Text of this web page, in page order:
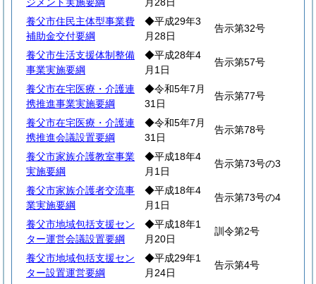
養父市住民主体型事業費
補助金交付要綱
◆平成29年3
月28日
告示第32号
養父市生活支援体制整備
事業実施要綱
◆平成28年4
月1日
告示第57号
養父市在宅医療・介護連
携推進事業実施要綱
◆令和5年7月
31日
告示第77号
養父市在宅医療・介護連
携推進会議設置要綱
◆令和5年7月
31日
告示第78号
養父市家族介護教室事業
実施要綱
◆平成18年4
月1日
告示第73号の3
養父市家族介護者交流事
業実施要綱
◆平成18年4
月1日
告示第73号の4
養父市地域包括支援セン
ター運営会議設置要綱
◆平成18年1
月20日
訓令第2号
養父市地域包括支援セン
ター設置運営要綱
◆平成29年1
月24日
告示第4号